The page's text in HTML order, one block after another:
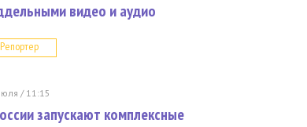
видео и аудио
Репортер
/ 11:15
запускают комплексные